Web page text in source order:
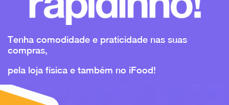
Tenha comodidade e praticidade nas suas
compras,
pela loja física e também no iFood!